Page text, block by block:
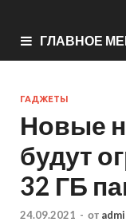
ГЛАВНОЕ
ГАДЖЕТЫ
Новые
будут
32 ГБ
24.09.2021 - от